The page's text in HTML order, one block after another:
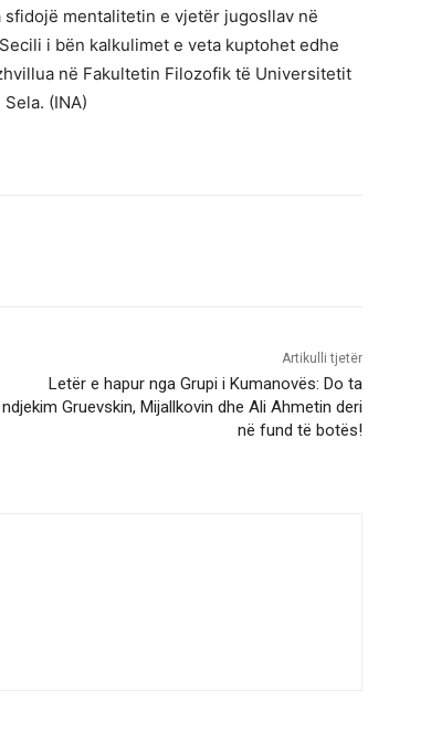
sfidojë mentalitetin e vjetër jugosllav në
i bën kalkulimet e veta kuptohet edhe
në Fakultetin Filozofik të Universitetit
(INA)
Artikulli tjetër
Letër e hapur nga Grupi i Kumanovës: Do ta
ndjekim Gruevskin, Mijallkovin dhe Ali Ahmetin deri
në fund të botës!